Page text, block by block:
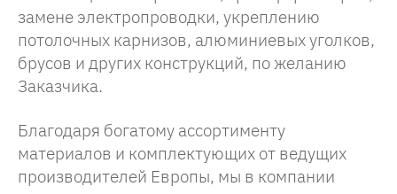
замене электропроводки, укреплению
потолочных карнизов, алюминиевых уголков,
брусов и других конструкций, по желанию
Заказчика.
Благодаря богатому ассортименту
материалов и комплектующих от ведущих
производителей Европы, мы в компании